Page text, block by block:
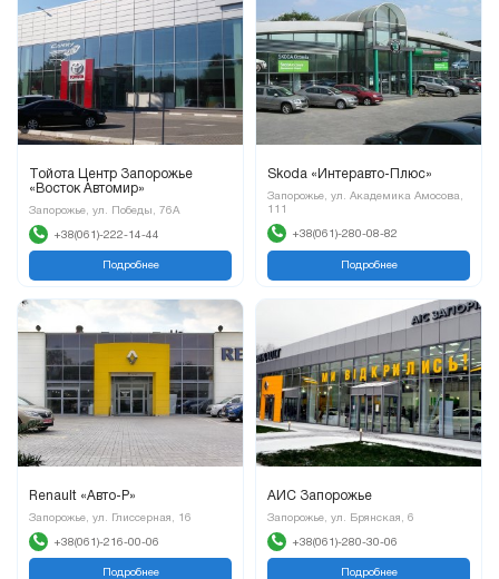
Тойота Центр Запорожье
«Восток Автомир»
Запорожье, ул. Победы, 76А
+38(061)-222-14-44
Подробнее
Skoda «Интеравто-Плюс»
Запорожье, ул. Академика Амосова,
111
+38(061)-280-08-82
Подробнее
Renault «Авто-Р»
Запорожье, ул. Глиссерная, 16
+38(061)-216-00-06
Подробнее
АИС Запорожье
Запорожье, ул. Брянская, 6
+38(061)-280-30-06
Подробнее